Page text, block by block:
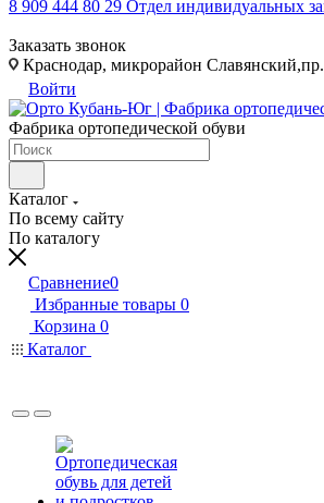
8 909 444 80 29 Отдел индивидуальных
Заказать звонок
Краснодар, микрорайон
Войти
Фабрика ортопедической обуви
Каталог
По всему сайту
По каталогу
Сравнение0
Избранные товары 0
Корзина 0
Каталог